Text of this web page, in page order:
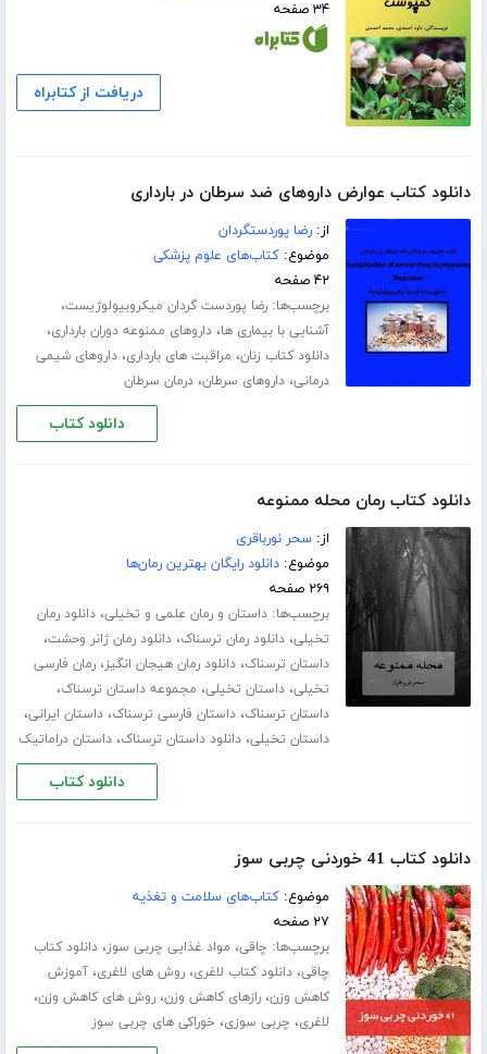
۳۴ صفحه
دریافت از کتابراه
دانلود کتاب عوارض داروهای ضد سرطان در بارداری
از:رضا پوردستگردان
موضوع:کتاب‌های علوم پزشکی
۴۲ صفحه
برچسب‌ها:رضا پوردست گردان میکروبیولوژیست،
آشنایی با بیماری ها،داروهای ممنوعه دوران بارداری،
دانلود کتاب زنان، مراقبت های بارداری،داروهای شیمی
درمانی،داروهای سرطان،درمان سرطان
دانلود کتاب
دانلود کتاب رمان محله ممنوعه
از:سحر نورباقری
موضوع:دانلود رایگان بهترین رمان‌ها
۲۶۹ صفحه
برچسب‌ها:داستان و رمان علمی و تخیلی،دانلود رمان
تخیلی،دانلود رمان ترسناک،دانلود رمان ژانر وحشت،
داستان ترسناک،دانلود رمان هیجان انگیز،رمان فارسی
تخیلی،داستان تخیلی، مجموعه داستان ترسناک،
داستان ترسناک،داستان فارسی ترسناک،داستان ایرانی،
داستان تخیلی،دانلود داستان ترسناک،داستان دراماتیک
دانلود کتاب
دانلود کتاب 41 خوردنی چربی سوز
موضوع:کتاب‌های سلامت و تغذیه
۲۷ صفحه
برچسب‌ها: چاقی، مواد غذایی چربی سوز،دانلود کتاب
چاقی،دانلود کتاب لاغری،روش های لاغری،آموزش
کاهش وزن،رازهای کاهش وزن،روش های کاهش وزن،
لاغری، چربی سوزی، خوراکی های چربی سوز